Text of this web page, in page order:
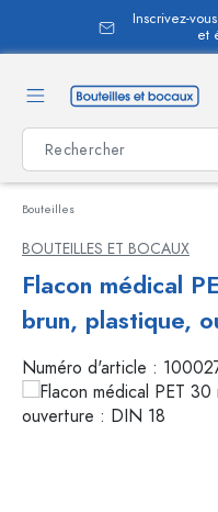
principal
Inscrivez-
et
Bouteilles
BOUTEILLES ET BOCAUX
Flacon médical
brun, plastique,
Numéro d'article :